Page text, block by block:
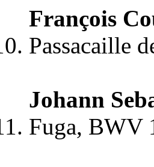
François
Passacaille
Johann
Fuga, BWV